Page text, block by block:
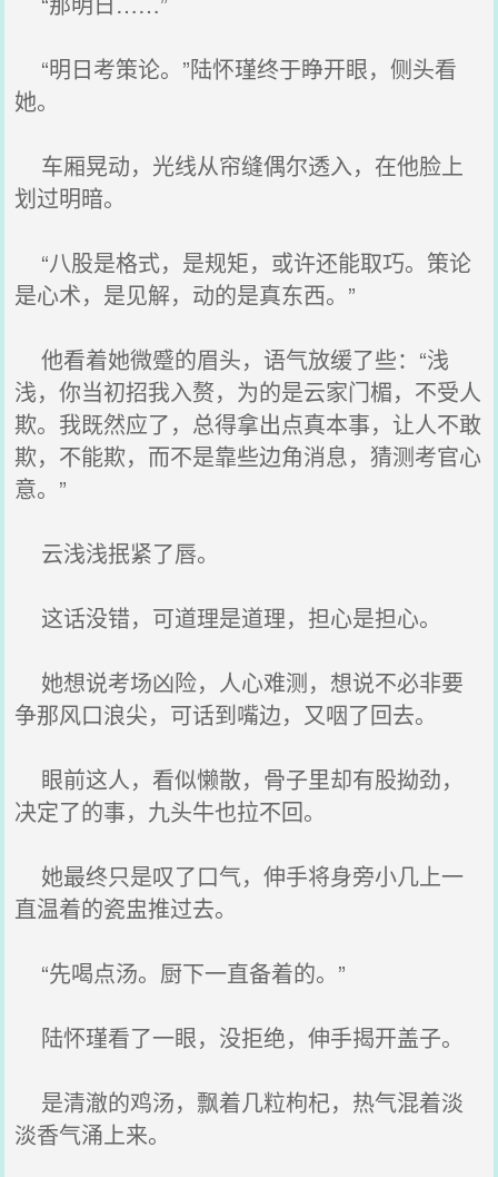
“明日考策论。”陆怀瑾终于睁开眼，侧头看
她。
车厢晃动，光线从帘缝偶尔透入，在他脸上
划过明暗。
“八股是格式，是规矩，或许还能取巧。策论
是心术，是见解，动的是真东西。”
他看着她微蹙的眉头，语气放缓了些：“浅
浅，你当初招我入赘，为的是云家门楣，不受人
欺。我既然应了，总得拿出点真本事，让人不敢
欺，不能欺，而不是靠些边角消息，猜测考官心
意。”
云浅浅抿紧了唇。
这话没错，可道理是道理，担心是担心。
她想说考场凶险，人心难测，想说不必非要
争那风口浪尖，可话到嘴边，又咽了回去。
眼前这人，看似懒散，骨子里却有股拗劲，
决定了的事，九头牛也拉不回。
她最终只是叹了口气，伸手将身旁小几上一
直温着的瓷盅推过去。
“先喝点汤。厨下一直备着的。”
陆怀瑾看了一眼，没拒绝，伸手揭开盖子。
是清澈的鸡汤，飘着几粒枸杞，热气混着淡
淡香气涌上来。